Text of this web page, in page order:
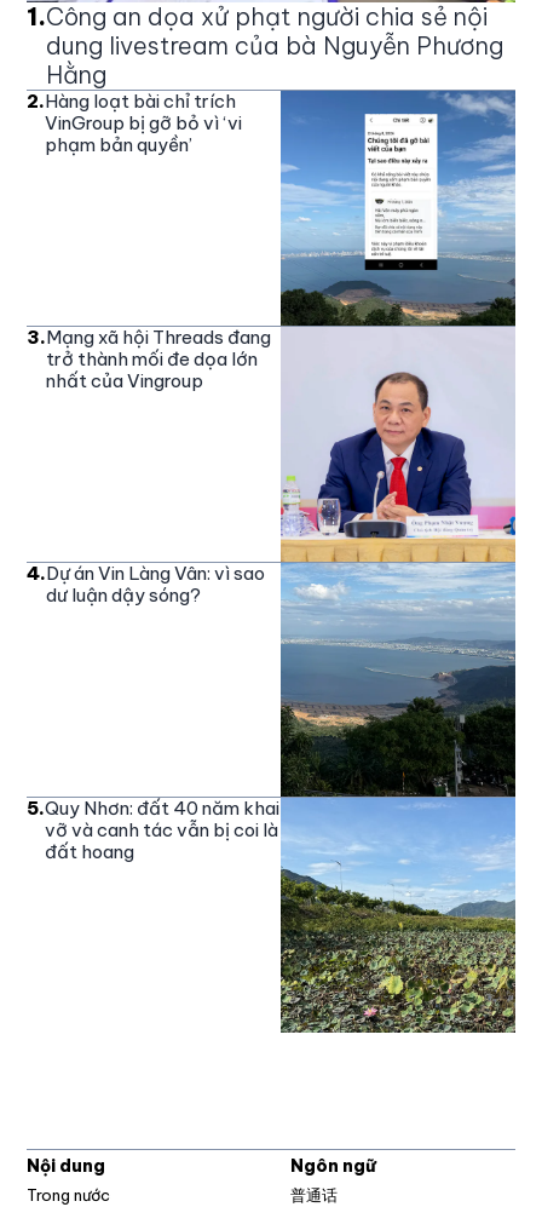
1.Công an dọa xử phạt người chia sẻ nội
dung livestream của bà Nguyễn Phương
Hằng
2.Hàng loạt bài chỉ trích
VinGroup bị gỡ bỏ vì ‘vi
phạm bản quyền’
3.Mạng xã hội Threads đang
trở thành mối đe dọa lớn
nhất của Vingroup
4.Dự án Vin Làng Vân: vì sao
dư luận dậy sóng?
5.Quy Nhơn: đất 40 năm khai
vỡ và canh tác vẫn bị coi là
đất hoang
Nội dung
Trong nước
Ngôn ngữ
普通话